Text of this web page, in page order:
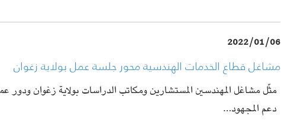
2022/01/06
مشاغل قطاع الخدمات الهندسية محور جلسة عمل بولاية زغوان
مثّل مشاغل المهندسين المستشارين ومكاتب الدراسات بولاية زغوان ودور
دعم المجهود…